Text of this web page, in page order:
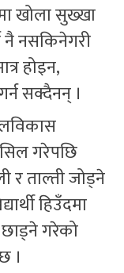
खोला सुख्खा
नै नसकिनेगरी
होइन,
सक्दैनन् ।
गरेपछि
र ताल्ती जोड्ने
हिउँदमा
गरेको
।